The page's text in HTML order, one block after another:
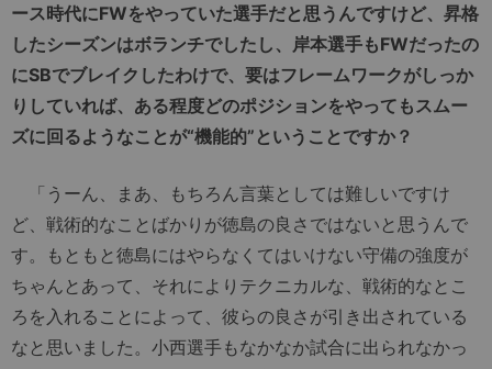
ース時代にFWをやっていた選手だと思うんですけど、昇格
したシーズンはボランチでしたし、岸本選手もFWだったの
にSBでブレイクしたわけで、要はフレームワークがしっか
りしていれば、ある程度どのポジションをやってもスムー
ズに回るようなことが“機能的”ということですか？
「うーん、まあ、もちろん言葉としては難しいですけ
ど、戦術的なことばかりが徳島の良さではないと思うんで
す。もともと徳島にはやらなくてはいけない守備の強度が
ちゃんとあって、それによりテクニカルな、戦術的なとこ
ろを入れることによって、彼らの良さが引き出されている
なと思いました。小西選手もなかなか試合に出られなかっ